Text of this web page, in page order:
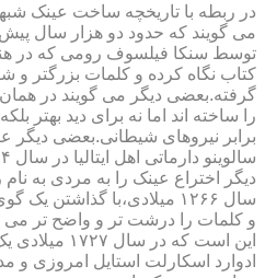
در ربطه با تاریخچه ساخت عینک
می گویند که حدود دو هزار سال پیش
توسط سنکا فیلسوف رومی که در
کتاب نگاه کرده و کلمات بزرگتر
گرفته.بعضی دیگر می گویند در
را ساخته اند اما نه برای دید بهتر
برابر نیروهای شیطانی.بعضی دیگر
دیگر اختراع عینک را به مردی به
سال ۱۲۶۶ میلادی،با
و کلمات را درشت تر و واضح تر
این است که در
ادوارد اسکارلت استایل امروزی و